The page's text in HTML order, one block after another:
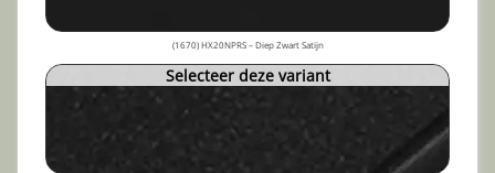
(1670) HX20NPRS – Diep Zwart Satijn
Selecteer deze variant